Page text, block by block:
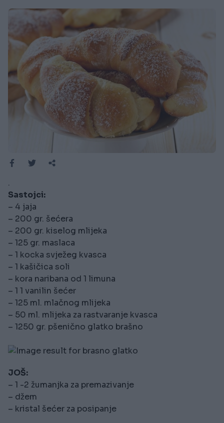
.
Sastojci:
– 4 jaja
– 200 gr. šećera
– 200 gr. kiselog mlijeka
– 125 gr. maslaca
– 1 kocka svježeg kvasca
– 1 kašičica soli
– kora naribana od 1 limuna
– 1 1 vanilin šećer
– 125 ml. mlačnog mlijeka
– 50 ml. mlijeka za rastvaranje kvasca
– 1250 gr. pšenično glatko brašno
JOŠ:
– 1 -2 žumanjka za premazivanje
– džem
– kristal šećer za posipanje